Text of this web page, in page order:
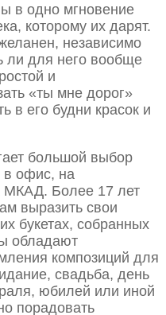
в одно мгновение
которому их дарят.
независимо
ли для него вообще
и
«ты мне дорог»
в его будни красок и
большой выбор
в офис, на
МКАД. Более 17 лет
выразить свои
букетах, собранных
обладают
композиций для
свадьба, день
юбилей или иной
порадовать